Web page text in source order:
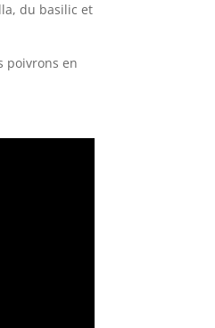
du basilic et
poivrons en